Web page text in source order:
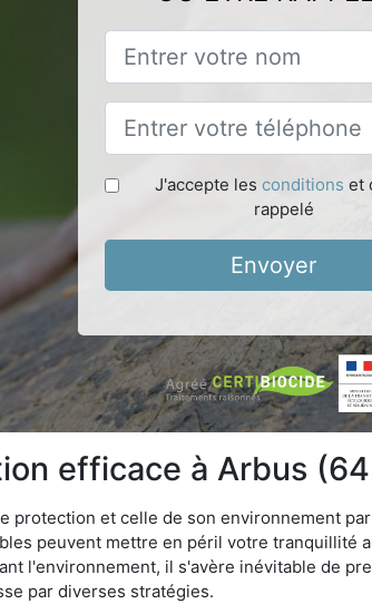
J'accepte les conditions et
rappelé
Envoyer
efficace à Arbus
protection et celle de son environnement
peuvent mettre en péril votre tranquillité
l'environnement, il s'avère inévitable de
par diverses stratégies.